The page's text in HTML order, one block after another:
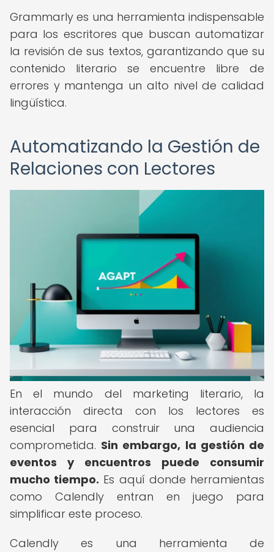
Grammarly es una herramienta indispensable
para los escritores que buscan automatizar
la revisión de sus textos, garantizando que su
contenido literario se encuentre libre de
errores y mantenga un alto nivel de calidad
lingüística.
Automatizando la Gestión de
Relaciones con Lectores
En el mundo del marketing literario, la
interacción directa con los lectores es
esencial para construir una audiencia
comprometida. Sin embargo, la gestión de
eventos y encuentros puede consumir
mucho tiempo. Es aquí donde herramientas
como Calendly entran en juego para
simplificar este proceso.
Calendly es una herramienta de